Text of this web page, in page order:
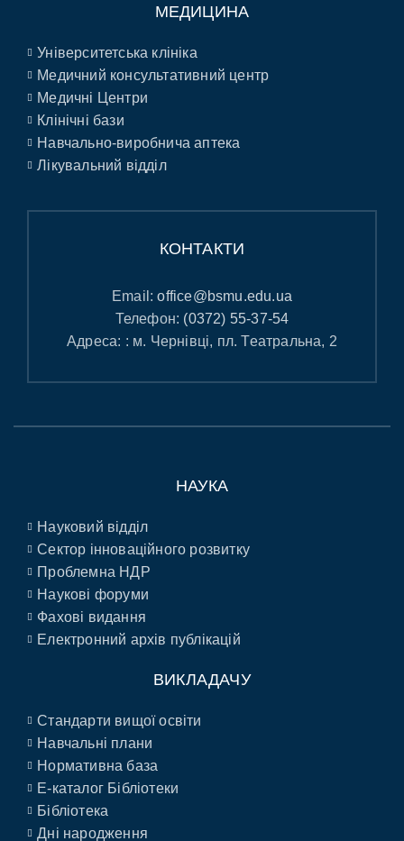
МЕДИЦИНА
Університетська клініка
Медичний консультативний центр
Медичні Центри
Клінічні бази
Навчально-виробнича аптека
Лікувальний відділ
КОНТАКТИ
Email:office@bsmu.edu.ua
Телефон: (0372) 55-37-54
Адреса: : м. Чернівці, пл. Театральна, 2
НАУКА
Науковий відділ
Сектор інноваційного розвитку
Проблемна НДР
Наукові форуми
Фахові видання
Електронний архів публікацій
ВИКЛАДАЧУ
Стандарти вищої освіти
Навчальні плани
Нормативна база
E-каталог Бібліотеки
Бібліотека
Дні народження